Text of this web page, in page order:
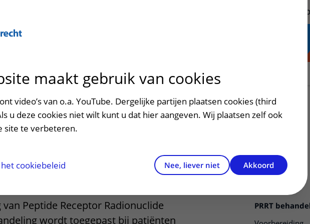
patiëntportaal
het ziekenhuis
en voorzieningen
en veiligheid
Contact en route
Contactgegevens
Contact met polikliniek
Verwijzers
Teleconsult aanvragen
Zorgverlenersportaal
bij
PRRT
van Peptide Receptor Radionuclide
wordt toegepast bij patiënten
maakt gebruik van cookies
video’s van o.a. YouTube. Dergelijke partijen plaatsen cookies (third
u deze cookies niet wilt kunt u dat hier aangeven. Wij plaatsen zelf ook
site te verbeteren.
cookiebeleid Nee, liever niet Akkoord